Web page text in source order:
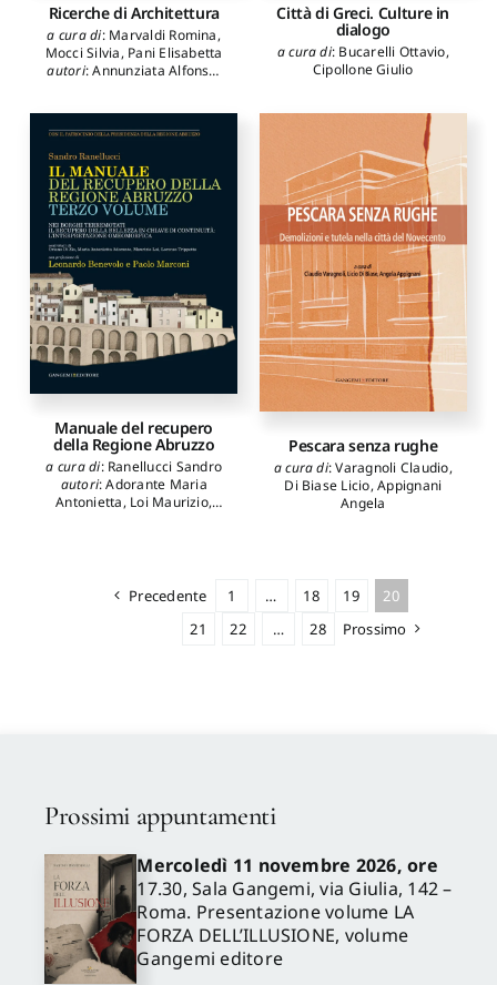
Ricerche di Architettura
a cura di: Marvaldi Romina,
Mocci Silvia, Pani Elisabetta
autori:Annunziata Alfonso,
Claudia,Curioni Susanna
Desogus Giuseppe
Chiara,Giovagnorio Ilaria,
Loggia Claudia,Madeddu
Davide,Marvaldi Romina
Mocci Silvia,Pau Federica,
Pani Elisabetta,Pabiri
Raimondo,Pittaluga Marco
Puddu Sabrina
Antonio,Salice Giampaolo
Schirru Marcello, Serra
Silvia ,Saiu Valeria,
Tramontin Antonio,Sanna
Antonello
Zuddas Francesco,Serra
Città di Greci. Culture in
dialogo
a cura di: Bucarelli Ottavio,
Cipollone Giulio
Manuale del recupero
della Regione Abruzzo
a cura di: Ranellucci Sandro
autori:Adorante Maria
Antonietta, Loi Maurizio,
Pescara senza rughe
a cura di:Varagnoli Claudio,
Di Biase Licio,Appignani
Angela
Precedente 1 … 18 19
20
21
22 … 28 Prossimo
Prossimi appuntamenti
Mercoledì 11 novembre 2026, ore
17.30, Sala Gangemi, via Giulia, 142 –
Roma. Presentazione volume LA
FORZA DELL’ILLUSIONE, volume
Gangemi editore